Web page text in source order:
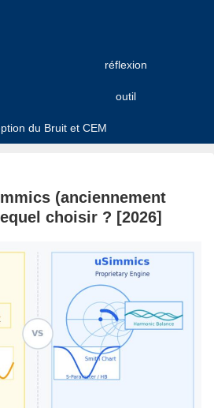
réflexion
outil
du Bruit et CEM
(anciennement
choisir ? [2026]